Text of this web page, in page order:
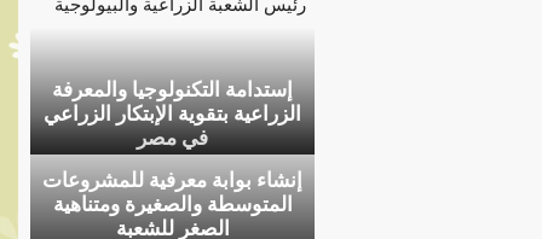
رئيس الشعبة الزراعية والبيولوجية
إستدامة التكنولوجيا والمعرفة
الزراعية بتقوية الإبتكار الزراعي
في مصر
إنشاء بوابة معرفية للمشروعات
المتوسطة والصغيرة ومتناهية
الصغر للشعبة